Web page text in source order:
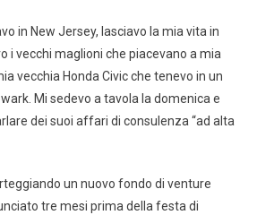
in New Jersey, lasciavo la mia vita in
i vecchi maglioni che piacevano a mia
vecchia Honda Civic che tenevo in un
Mi sedevo a tavola la domenica e
dei suoi affari di consulenza “ad alta
un nuovo fondo di venture
tre mesi prima della festa di